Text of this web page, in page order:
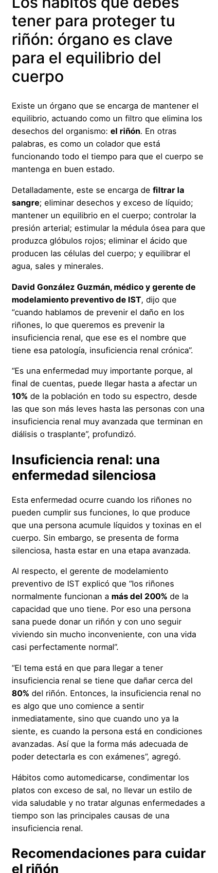
tener para proteger tu
riñón: órgano es clave
para el equilibrio del
cuerpo
Existe un órgano que se encarga de mantener el
equilibrio, actuando como un filtro que elimina los
desechos del organismo: el riñón. En otras
palabras, es como un colador que está
funcionando todo el tiempo para que el cuerpo se
mantenga en buen estado.
Detalladamente, este se encarga de filtrar la
sangre; eliminar desechos y exceso de líquido;
mantener un equilibrio en el cuerpo; controlar la
presión arterial; estimular la médula ósea para que
produzca glóbulos rojos; eliminar el ácido que
producen las células del cuerpo; y equilibrar el
agua, sales y minerales.
David González Guzmán, médico y gerente de
modelamiento preventivo de IST, dijo que
“cuando hablamos de prevenir el daño en los
riñones, lo que queremos es prevenir la
insuficiencia renal, que ese es el nombre que
tiene esa patología, insuficiencia renal crónica”.
“Es una enfermedad muy importante porque, al
final de cuentas, puede llegar hasta a afectar un
10% de la población en todo su espectro, desde
las que son más leves hasta las personas con una
insuficiencia renal muy avanzada que terminan en
diálisis o trasplante”, profundizó.
Insuficiencia renal: una
enfermedad silenciosa
Esta enfermedad ocurre cuando los riñones no
pueden cumplir sus funciones, lo que produce
que una persona acumule líquidos y toxinas en el
cuerpo. Sin embargo, se presenta de forma
silenciosa, hasta estar en una etapa avanzada.
Al respecto, el gerente de modelamiento
preventivo de IST explicó que “los riñones
normalmente funcionan a más del 200% de la
capacidad que uno tiene. Por eso una persona
sana puede donar un riñón y con uno seguir
viviendo sin mucho inconveniente, con una vida
casi perfectamente normal”.
“El tema está en que para llegar a tener
insuficiencia renal se tiene que dañar cerca del
80% del riñón. Entonces, la insuficiencia renal no
es algo que uno comience a sentir
inmediatamente, sino que cuando uno ya la
siente, es cuando la persona está en condiciones
avanzadas. Así que la forma más adecuada de
poder detectarla es con exámenes”, agregó.
Hábitos como automedicarse, condimentar los
platos con exceso de sal, no llevar un estilo de
vida saludable y no tratar algunas enfermedades a
tiempo son las principales causas de una
insuficiencia renal.
Recomendaciones para cuidar
el riñón